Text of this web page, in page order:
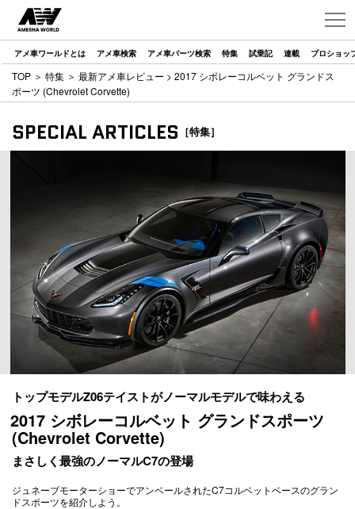
アメ車ワールドとは アメ車検索 アメ車パーツ検索 特集 試乗記 連載 プロショッ
TOP ＞ 特集 ＞ 最新アメ車レビュー > 2017 シボレーコルベット グランドス
ポーツ (Chevrolet Corvette)
SPECIAL ARTICLES ［特集］
トップモデルZ06テイストがノーマルモデルで味わえる
2017 シボレーコルベット グランドスポーツ
(Chevrolet Corvette)
まさしく最強のノーマルC7の登場
ジュネーブモーターショーでアンベールされたC7コルベットベースのグラン
ドスポーツを紹介しよう。